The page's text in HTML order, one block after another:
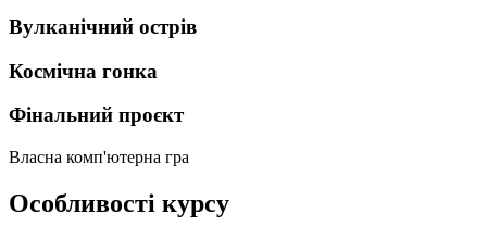
Вулканічний острів
Космічна гонка
Фінальний проєкт
Власна комп'ютерна гра
Особливості курсу